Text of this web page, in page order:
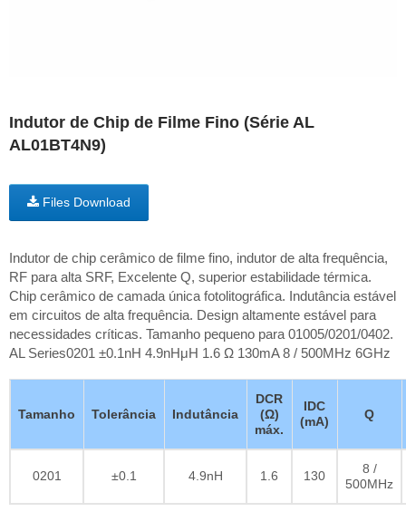
Indutor de Chip de Filme Fino (Série AL
AL01BT4N9)
Files Download
Indutor de chip cerâmico de filme fino, indutor de alta frequência,
RF para alta SRF, Excelente Q, superior estabilidade térmica.
Chip cerâmico de camada única fotolitográfica. Indutância estável
em circuitos de alta frequência. Design altamente estável para
necessidades críticas. Tamanho pequeno para 01005/0201/0402.
AL Series0201 ±0.1nH 4.9nHμH 1.6 Ω 130mA 8 / 500MHz 6GHz
Tamanho Tolerância Indutância
DCR
(Ω)
máx.
IDC
(mA)
Q
0201 ±0.1 4.9nH 1.6 130
8 /
500MHz